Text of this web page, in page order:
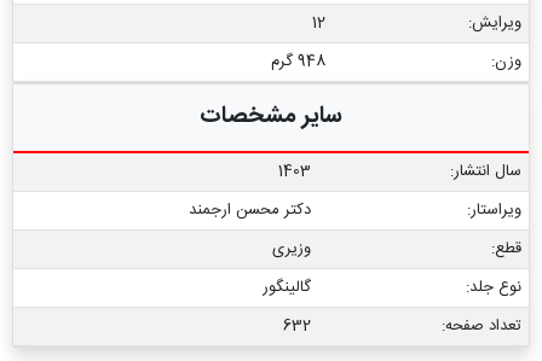
ویرایش:
12
وزن:
948 گرم
سایر مشخصات
سال انتشار:
1403
ویراستار:
دکتر محسن ارجمند
قطع:
وزیری
نوع جلد:
گالینگور
تعداد صفحه:
632